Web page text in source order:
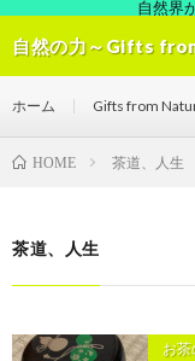
自然界
自然の力～Gifts
ホーム Gifts from
HOME 茶道、人生
茶道、人生
お